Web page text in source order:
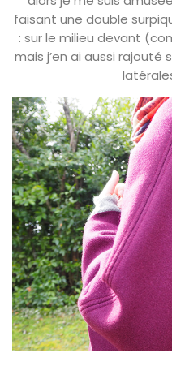
faisant une double
: sur le milieu devant
mais j’en ai aussi